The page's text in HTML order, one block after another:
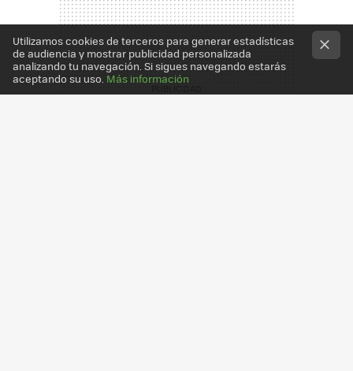
Utilizamos cookies de terceros para generar estadísticas
de audiencia y mostrar publicidad personalizada
analizando tu navegación. Si sigues navegando estarás
aceptando su uso. Más información